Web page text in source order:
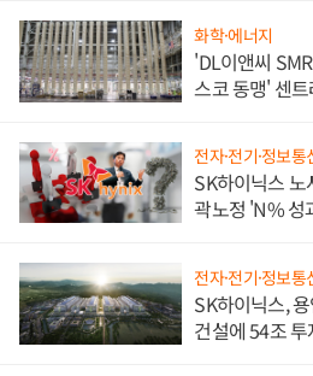
화학·에너지
'DL이앤씨
스코 동맹' 센
전자·전기·정보통
SK하이닉스
곽노정 'N% 성
전자·전기·정보통
SK하이닉스,
건설에 54조 투